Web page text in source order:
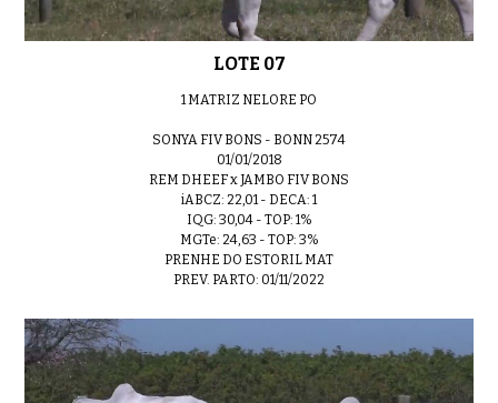
LOTE 07
1 MATRIZ NELORE PO
SONYA FIV BONS - BONN 2574
01/01/2018
REM DHEEF x JAMBO FIV BONS
iABCZ: 22,01 - DECA: 1
IQG: 30,04 - TOP: 1%
MGTe: 24,63 - TOP: 3%
PRENHE DO ESTORIL MAT
PREV. PARTO: 01/11/2022